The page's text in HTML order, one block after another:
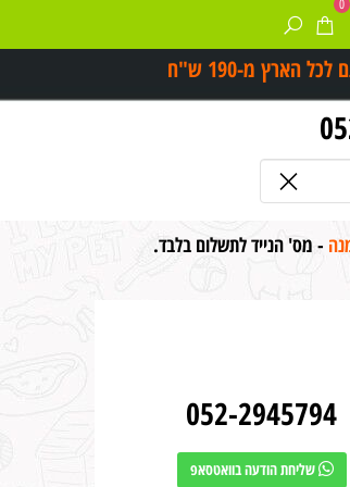
לכל הארץ מ-190 ש"ח
0
- מס' הנייד לתשלום בלבד.
052-2945794
שליחת הודעה בוואטסאפ